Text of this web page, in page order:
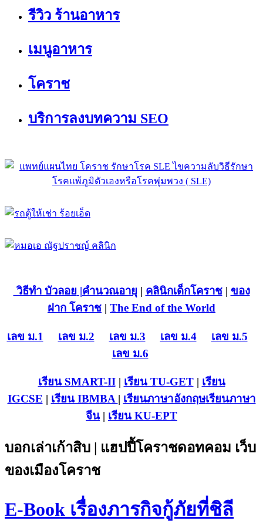
รีวิว ร้านอาหาร
เมนูอาหาร
โคราช
บริการลงบทความ SEO
วิธีทำ บัวลอย |คำนวณอายุ | คลินิกเด็กโคราช| ของ
ฝาก โคราช | The End of the World
เลข ม.1 เลข ม.2 เลข ม.3 เลข ม.4
เลข ม.5
เลข ม.6
เรียน SMART-II| เรียน TU-GET| เรียน
IGCSE | เรียน IBMBA | เรียนภาษาอังกฤษเรียนภาษา
จีน | เรียน KU-EPT
บอกเล่าเก้าสิบ | แฮปปี้โคราชดอทคอม เว็บ
ของเมืองโคราช
E-Book เรื่องภารกิจกู้ภัยที่ชิลี